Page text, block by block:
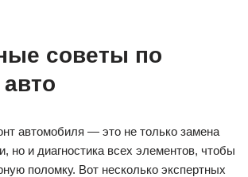
советы по
автомобиля — это не только замена
но и диагностика всех элементов, чтобы
поломку. Вот несколько экспертных